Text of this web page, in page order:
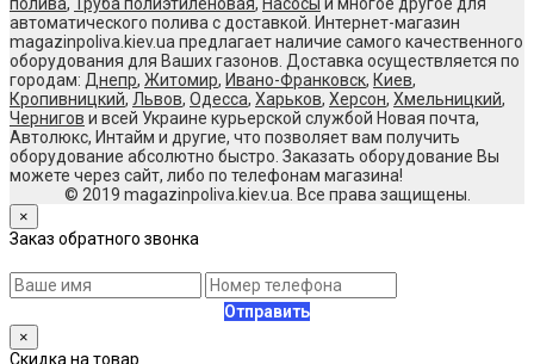
автоматического полива с доставкой. Интернет-магазин
magazinpoliva.kiev.ua предлагает наличие самого качественного
оборудования для Ваших газонов. Доставка осуществляется по
городам: Днепр, Житомир, Ивано-Франковск, Киев,
Кропивницкий, Львов, Одесса, Харьков, Херсон, Хмельницкий,
Чернигов и всей Украине курьерской службой Новая почта,
Автолюкс, Интайм и другие, что позволяет вам получить
оборудование абсолютно быстро. Заказать оборудование Вы
можете через сайт, либо по телефонам магазина!
© 2019 magazinpoliva.kiev.ua. Все права защищены.
×
Заказ обратного звонка
Отправить
×
Скидка на товар